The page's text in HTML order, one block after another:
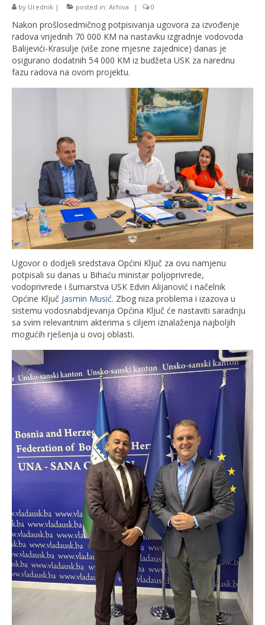
by Urednik | posted in: Arhiva | 0
Nakon prošlosedmičnog potpisivanja ugovora za izvođenje
radova vrijednih 70 000 KM na nastavku izgradnje vodovoda
Balijevići-Krasulje (više zone mjesne zajednice) danas je
osigurano dodatnih 54 000 KM iz budžeta USK za narednu
fazu radova na ovom projektu.
Ugovor o dodjeli sredstava Općini Ključ za ovu namjenu
potpisali su danas u Bihaću ministar poljoprivrede,
vodoprivrede i šumarstva USK Edvin Alijanović i načelnik
Općine Ključ Jasmin Musić. Zbog niza problema i izazova u
sistemu vodosnabdjevanja Općina Ključ će nastaviti saradnju
sa svim relevantnim akterima s ciljem iznalaženja najboljih
mogućih rješenja u ovoj oblasti.